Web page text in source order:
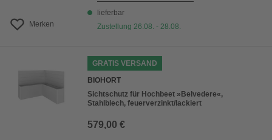
Merken
lieferbar
Zustellung 26.08. - 28.08.
GRATIS VERSAND
BIOHORT
Sichtschutz für Hochbeet »Belvedere«,
Stahlblech, feuerverzinkt/lackiert
579,00 €